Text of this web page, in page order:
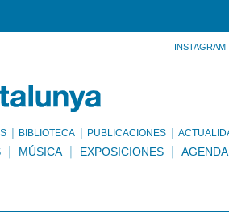
INSTAGRAM
BIBLIOTECA PUBLICACIONES
MÚSICA EXPOSICIONES AGENDA